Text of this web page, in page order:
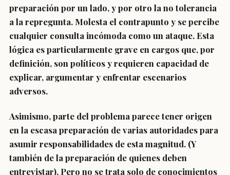
preparación por un lado, y por otro la no tolerancia
a la repregunta. Molesta el contrapunto y se percibe
cualquier consulta incómoda como un ataque. Esta
lógica es particularmente grave en cargos que, por
definición, son políticos y requieren capacidad de
explicar, argumentar y enfrentar escenarios
adversos.
Asimismo, parte del problema parece tener origen
en la escasa preparación de varias autoridades para
asumir responsabilidades de esta magnitud. (Y
también de la preparación de quienes deben
entrevistar). Pero no se trata solo de conocimientos